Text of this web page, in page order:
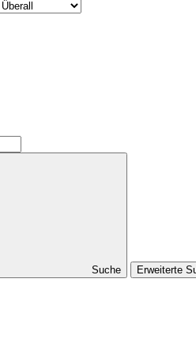
Suche Erweiterte